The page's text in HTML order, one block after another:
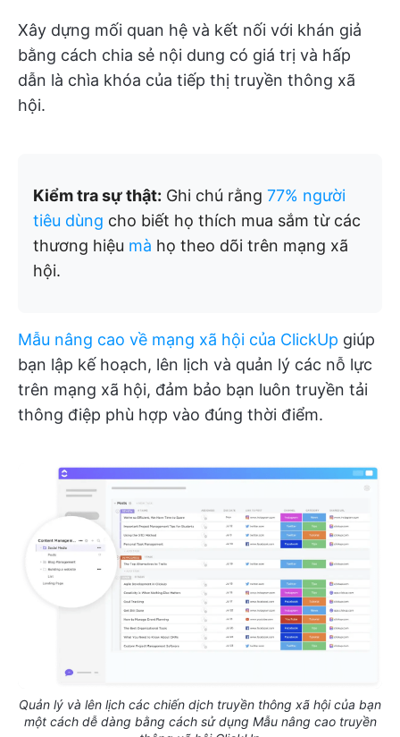
Xây dựng mối quan hệ và kết nối với khán giả
bằng cách chia sẻ nội dung có giá trị và hấp
dẫn là chìa khóa của tiếp thị truyền thông xã
hội.
Kiểm tra sự thật: Ghi chú rằng 77% người
tiêu dùng cho biết họ thích mua sắm từ các
thương hiệu mà họ theo dõi trên mạng xã
hội.
Mẫu nâng cao về mạng xã hội của ClickUp giúp
bạn lập kế hoạch, lên lịch và quản lý các nỗ lực
trên mạng xã hội, đảm bảo bạn luôn truyền tải
thông điệp phù hợp vào đúng thời điểm.
Quản lý và lên lịch các chiến dịch truyền thông xã hội của bạn
một cách dễ dàng bằng cách sử dụng Mẫu nâng cao truyền